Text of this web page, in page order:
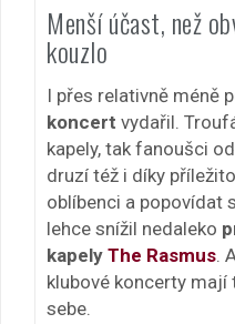
Menší účast, než
kouzlo
I přes relativně méně
koncert vydařil.
kapely, tak fanoušci
druzí též i díky
oblíbenci a popovídat
lehce snížil nedaleko
kapely The Rasmus .
klubové koncerty
sebe.